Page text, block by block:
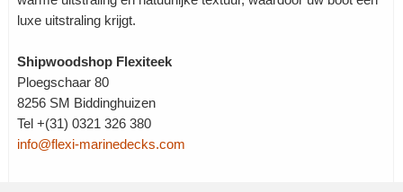
luxe uitstraling krijgt.
Shipwoodshop Flexiteek
Ploegschaar 80
8256 SM Biddinghuizen
Tel +(31) 0321 326 380
info@flexi-marinedecks.com